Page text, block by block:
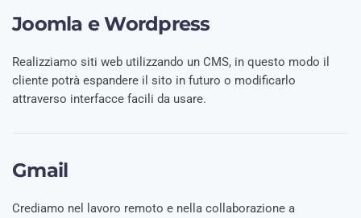
Joomla e Wordpress
Realizziamo siti web utilizzando un CMS, in questo modo il
cliente potrà espandere il sito in futuro o modificarlo
attraverso interfacce facili da usare.
Gmail
Crediamo nel lavoro remoto e nella collaborazione a